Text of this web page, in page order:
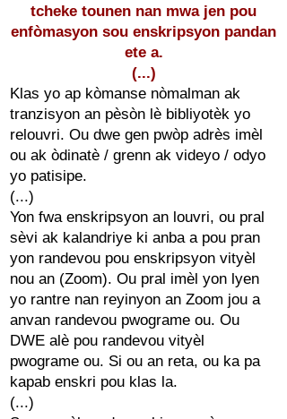
tcheke tounen nan mwa jen pou
enfòmasyon sou enskripsyon pandan
ete a.
(...)
Klas yo ap kòmanse nòmalman ak
tranzisyon an pèsòn lè bibliyotèk yo
relouvri. Ou dwe gen pwòp adrès imèl
ou ak òdinatè / grenn ak videyo / odyo
yo patisipe.
(...)
Yon fwa enskripsyon an louvri, ou pral
sèvi ak kalandriye ki anba a pou pran
yon randevou pou enskripsyon vityèl
nou an (Zoom). Ou pral imèl yon lyen
yo rantre nan reyinyon an Zoom jou a
anvan randevou pwograme ou. Ou
DWE alè pou randevou vityèl
pwograme ou. Si ou an reta, ou ka pa
kapab enskri pou klas la.
(...)